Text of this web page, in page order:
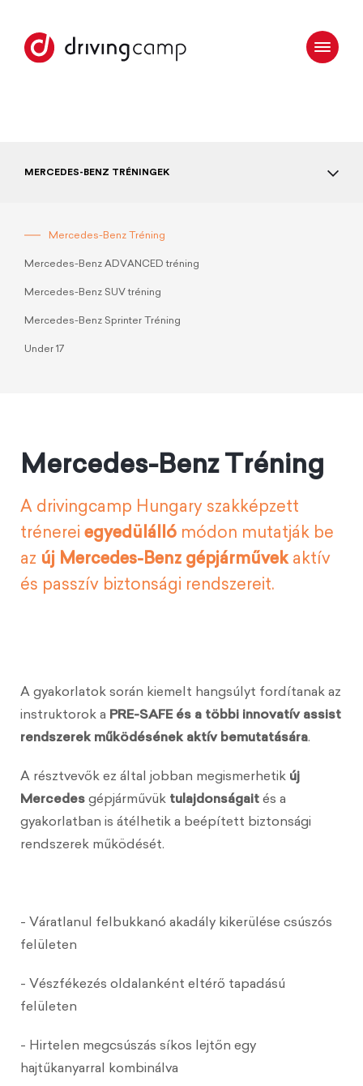
MERCEDES-BENZ TRÉNINGEK
Mercedes-Benz Tréning
Mercedes-Benz ADVANCED tréning
Mercedes-Benz SUV tréning
Mercedes-Benz Sprinter Tréning
Under 17
Mercedes-Benz Tréning
A drivingcamp Hungary szakképzett
trénerei egyedülálló módon mutatják be
az új Mercedes-Benz gépjárművekaktív
és passzív biztonsági rendszereit.
A gyakorlatok során kiemelt hangsúlyt fordítanak az
instruktorok a PRE-SAFE és a többi innovatív assist
rendszerek működésének aktív bemutatására.
A résztvevők ez által jobban megismerhetik új
Mercedes gépjárművük tulajdonságait és a
gyakorlatban is átélhetik a beépített biztonsági
rendszerek működését.
- Váratlanul felbukkanó akadály kikerülése csúszós
felületen
- Vészfékezés oldalanként eltérő tapadású
felületen
- Hirtelen megcsúszás síkos lejtőn egy
hajtűkanyarral kombinálva